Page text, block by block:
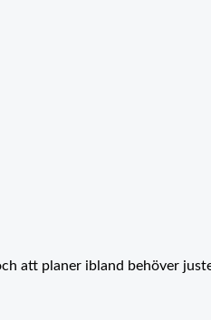
att planer ibland behöver